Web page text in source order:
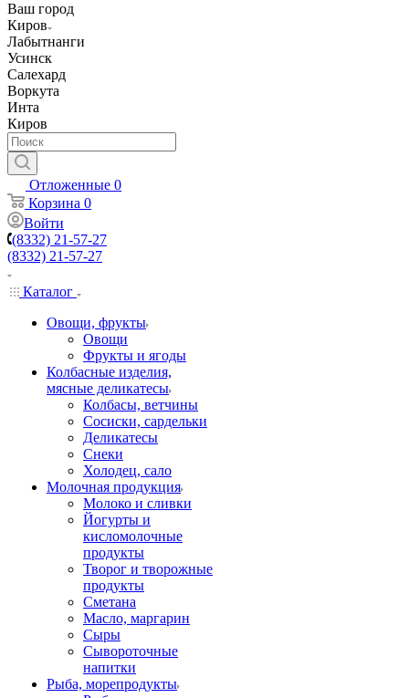
Ваш город
Киров
Лабытнанги
Усинск
Салехард
Воркута
Инта
Киров
Отложенные 0
Корзина 0
Войти
(8332) 21-57-27
(8332) 21-57-27
Каталог
Овощи, фрукты
Овощи
Фрукты и ягоды
Колбасные изделия,
мясные деликатесы
Колбасы, ветчины
Сосиски, сардельки
Деликатесы
Снеки
Холодец, сало
Молочная продукция
Молоко и сливки
Йогурты и
кисломолочные
продукты
Творог и творожные
продукты
Сметана
Масло, маргарин
Сыры
Сывороточные
напитки
Рыба, морепродукты